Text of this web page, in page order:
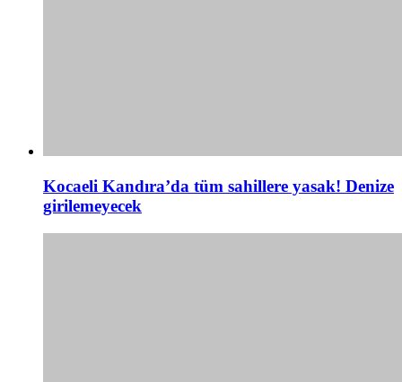
Kocaeli Kandıra’da tüm sahillere yasak! Denize
girilemeyecek